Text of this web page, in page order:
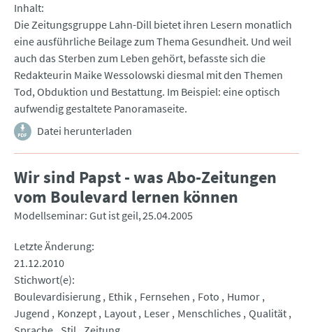
Inhalt
Die Zeitungsgruppe Lahn-Dill bietet ihren Lesern monatlich
eine ausführliche Beilage zum Thema Gesundheit. Und weil
auch das Sterben zum Leben gehört, befasste sich die
Redakteurin Maike Wessolowski diesmal mit den Themen
Tod, Obduktion und Bestattung. Im Beispiel: eine optisch
aufwendig gestaltete Panoramaseite.
Datei herunterladen
Wir sind Papst - was Abo-Zeitungen
vom Boulevard lernen können
Modellseminar: Gut ist geil 25.04.2005
Letzte Änderung
21.12.2010
Stichwort(e)
Boulevardisierung Ethik Fernsehen Foto
Humor
Jugend
Konzept Layout Leser Menschliches Qualität